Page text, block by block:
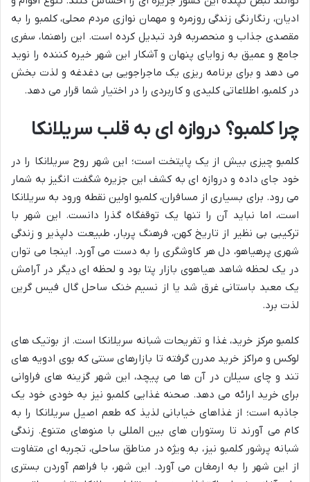
ادیان، رنگارنگی زندگی روزمره و مهمان نوازی مردم محلی، کلمبو را به
مقصدی جذاب و منحصربه فرد تبدیل کرده است. این راهنما، سفری
جامع و عمیق به زوایای پنهان و آشکار این شهر خیره کننده را نوید
می دهد و برای برنامه ریزی یک ماجراجویی بی دغدغه و لذت بخش
در کلمبو، اطلاعاتی کلیدی و کاربردی را در اختیار شما قرار می دهد.
چرا کلمبو؟ دروازه ای به قلب سریلانکا
کلمبو چیزی بیش از یک پایتخت است؛ این شهر روح سریلانکا را در
خود جای داده و دروازه ای به کشف این جزیره شگفت انگیز به شمار
می رود. برای بسیاری از مسافران، کلمبو اولین نقطه ورود به سریلانکا
است، اما نباید آن را تنها یک توقفگاه گذرا دانست. این شهر با
ترکیبی بی نظیر از تاریخ کهن، فرهنگ پربار، طبیعت دلپذیر و زندگی
شهری پرهیاهو، دل هر کاوشگری را به دست می آورد. اینجا می توان
در یک لحظه شاهد هیاهوی بازار پتا بود و لحظه ای دیگر در آرامش
یک معبد باستانی غرق شد یا از نسیم خنک ساحل گال فیس گرین
لذت برد.
کلمبو مرکز خرید، غذا و تفریحات شبانه سریلانکا است. از بوتیک های
لوکس و مراکز خرید مدرن گرفته تا بازارهای سنتی که بوی ادویه های
تند و چای سیلان در آن ها می پیچد، این شهر گزینه های فراوانی
برای خرید ارائه می دهد. صحنه غذایی کلمبو نیز به خودی خود یک
جاذبه است؛ از غذاهای خیابانی لذیذ که طعم اصیل سریلانکا را به
کام می آورند تا رستوران های بین المللی با منوهای متنوع. زندگی
شبانه پرشور کلمبو نیز، به ویژه در مناطق ساحلی، تجربه ای متفاوت
از این شهر را به ارمغان می آورد. این شهر، با فراهم آوردن بستری